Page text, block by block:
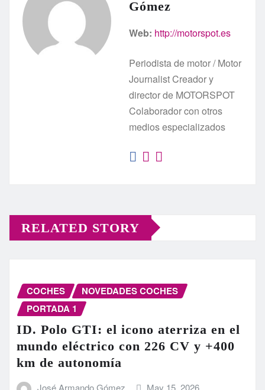
Gómez
Web: http://motorspot.es
Periodista de motor / Motor
Journalist Creador y
director de MOTORSPOT
Colaborador con otros
medios especializados
RELATED STORY
COCHES
NOVEDADES COCHES
PORTADA 1
ID. Polo GTI: el icono aterriza en el
mundo eléctrico con 226 CV y +400
km de autonomía